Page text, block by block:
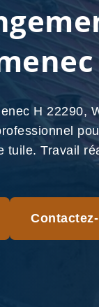
H 22290,
tuile. Travail